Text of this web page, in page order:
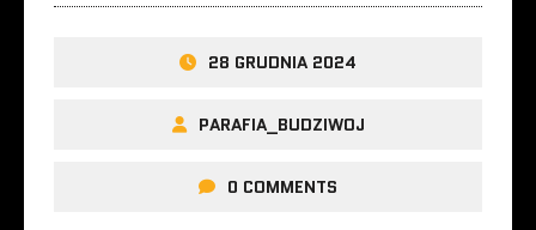
28 GRUDNIA 2024
PARAFIA_BUDZIWOJ
0 COMMENTS